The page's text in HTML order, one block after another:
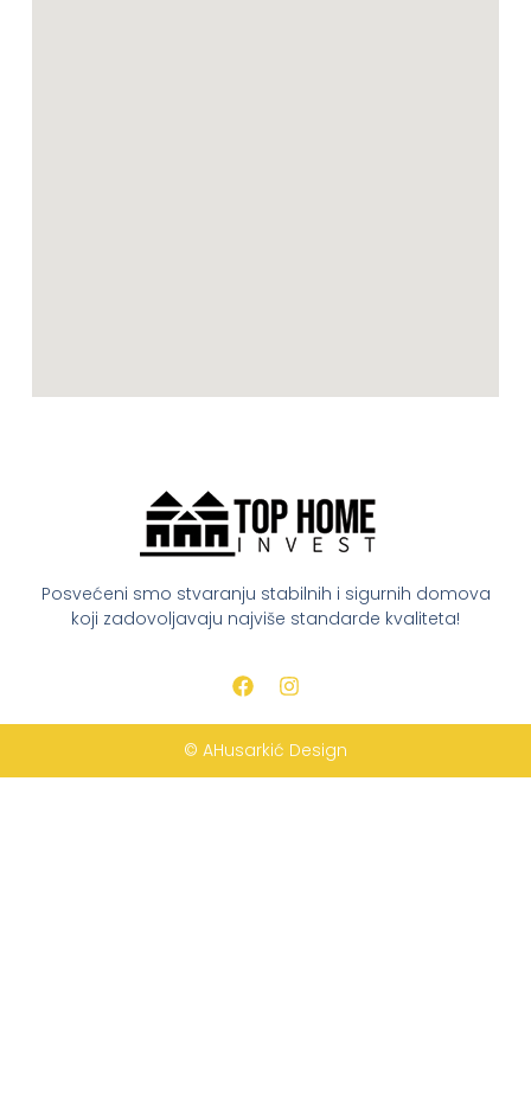
Posvećeni smo stvaranju stabilnih i sigurnih domova
koji zadovoljavaju najviše standarde kvaliteta!
© AHusarkić Design